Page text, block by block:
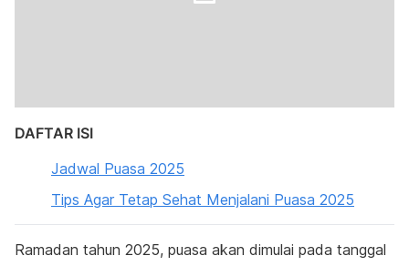
DAFTAR ISI
Jadwal Puasa 2025
Tips Agar Tetap Sehat Menjalani Puasa 2025
Ramadan tahun 2025, puasa akan dimulai pada tanggal